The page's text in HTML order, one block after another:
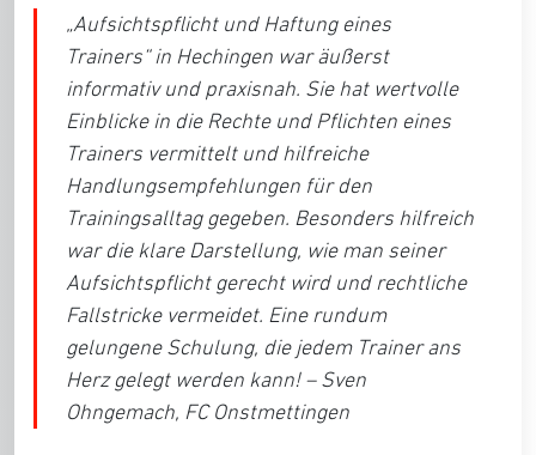
„Aufsichtspflicht und Haftung eines
Trainers“ in Hechingen war äußerst
informativ und praxisnah. Sie hat wertvolle
Einblicke in die Rechte und Pflichten eines
Trainers vermittelt und hilfreiche
Handlungsempfehlungen für den
Trainingsalltag gegeben. Besonders hilfreich
war die klare Darstellung, wie man seiner
Aufsichtspflicht gerecht wird und rechtliche
Fallstricke vermeidet. Eine rundum
gelungene Schulung, die jedem Trainer ans
Herz gelegt werden kann! – Sven
Ohngemach, FC Onstmettingen